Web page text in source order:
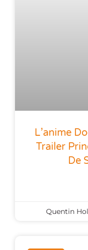
L’anime
Trailer
De
Quentin